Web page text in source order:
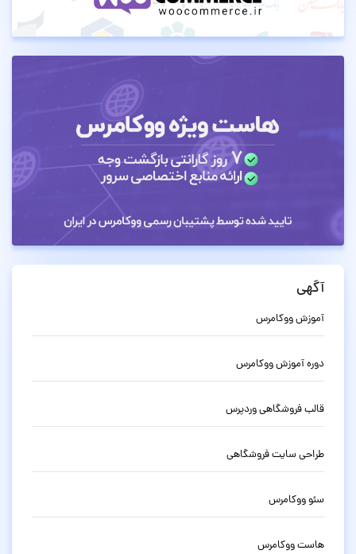
آگهی
آموزش ووکامرس
دوره آموزش ووکامرس
قالب فروشگاهی وردپرس
طراحی سایت فروشگاهی
سئو ووکامرس
هاست ووکامرس